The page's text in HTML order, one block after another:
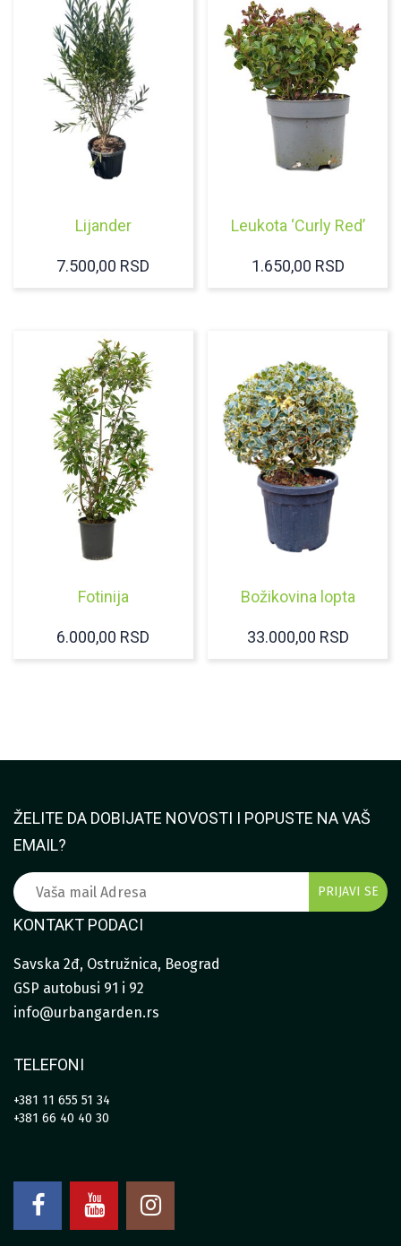
Lijander
7.500,00 RSD
Leukota ‘Curly Red’
1.650,00 RSD
Fotinija
6.000,00 RSD
Božikovina lopta
33.000,00 RSD
ŽELITE DA DOBIJATE NOVOSTI I POPUSTE NA VAŠ
EMAIL?
KONTAKT PODACI
Savska 2đ, Ostružnica, Beograd
GSP autobusi 91 i 92
info@urbangarden.rs
TELEFONI
+381 11 655 51 34
+381 66 40 40 30